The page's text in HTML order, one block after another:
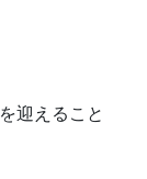
迎えること